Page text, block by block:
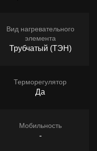
Вид нагревательного
элемента
Трубчатый (ТЭН)
Терморегулятор
Да
Мобильность
-